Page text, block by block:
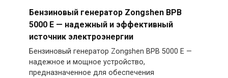
Бензиновый генератор Zongshen BPB
5000 E — надежный и эффективный
источник электроэнергии
Бензиновый генератор Zongshen BPB 5000 E —
надежное и мощное устройство,
предназначенное для обеспечения